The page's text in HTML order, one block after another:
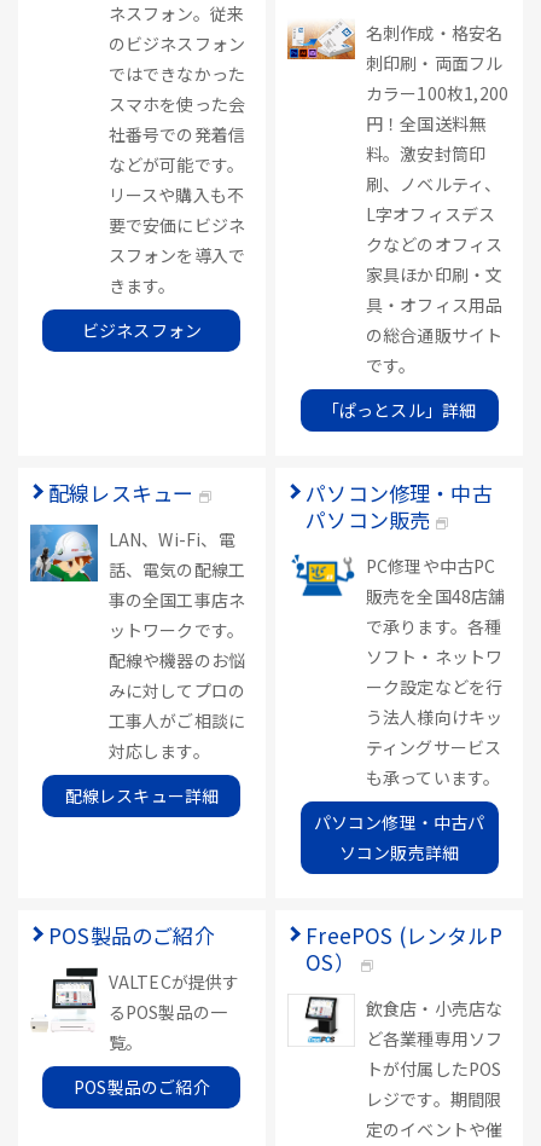
ネスフォン。従来
のビジネスフォン
ではできなかった
スマホを使った会
社番号での発着信
などが可能です。
リースや購入も不
要で安価にビジネ
スフォンを導入で
きます。
ビジネスフォン
名刺作成・格安名
刺印刷・両面フル
カラー100枚1,200
円！全国送料無
料。激安封筒印
刷、ノベルティ、
L字オフィスデス
クなどのオフィス
家具ほか印刷・文
具・オフィス用品
の総合通販サイト
です。
「ぱっとスル」詳細
配線レスキュー
LAN、Wi-Fi、電
話、電気の配線工
事の全国工事店ネ
ットワークです。
配線や機器のお悩
みに対してプロの
工事人がご相談に
対応します。
配線レスキュー詳細
パソコン修理・中古
パソコン販売
PC修理や中古PC
販売を全国48店舗
で承ります。各種
ソフト・ネットワ
ーク設定などを行
う法人様向けキッ
ティングサービス
も承っています。
パソコン修理・中古パ
ソコン販売詳細
POS製品のご紹介
VALTECが提供す
るPOS製品の一
覧。
POS製品のご紹介
FreePOS (レンタルP
OS）
飲食店・小売店な
ど各業種専用ソフ
トが付属したPOS
レジです。期間限
定のイベントや催